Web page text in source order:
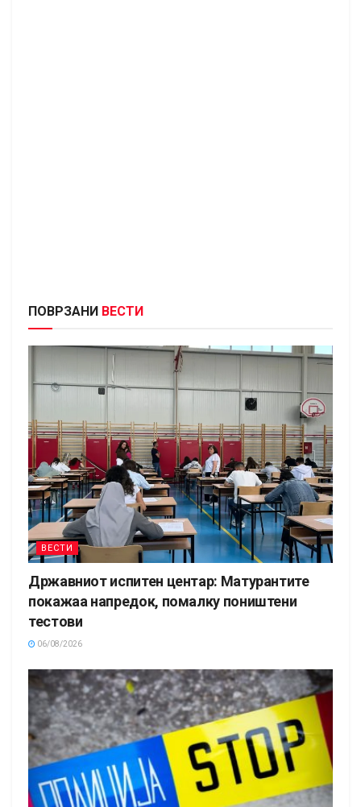
ПОВРЗАНИ ВЕСТИ
ВЕСТИ
Државниот испитен центар: Матурантите
покажаа напредок, помалку поништени
тестови
06/08/2026